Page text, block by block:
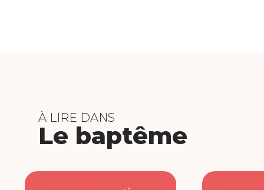
À LIRE DANS
Le baptême